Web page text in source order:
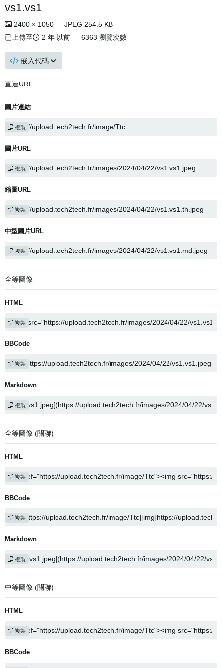
vs1.vs1
2400 × 1050 — JPEG 254.5 KB
已上傳至
2 年 以前 — 6363 瀏覽次數
嵌入代碼
直連URL
圖片連結
複製
圖片URL
複製
縮圖URL
複製
中型圖片URL
複製
全等圖像
HTML
複製
BBCode
複製
Markdown
複製
全等圖像 (關聯)
HTML
複製
BBCode
複製
Markdown
複製
中等圖像 (關聯)
HTML
複製
BBCode